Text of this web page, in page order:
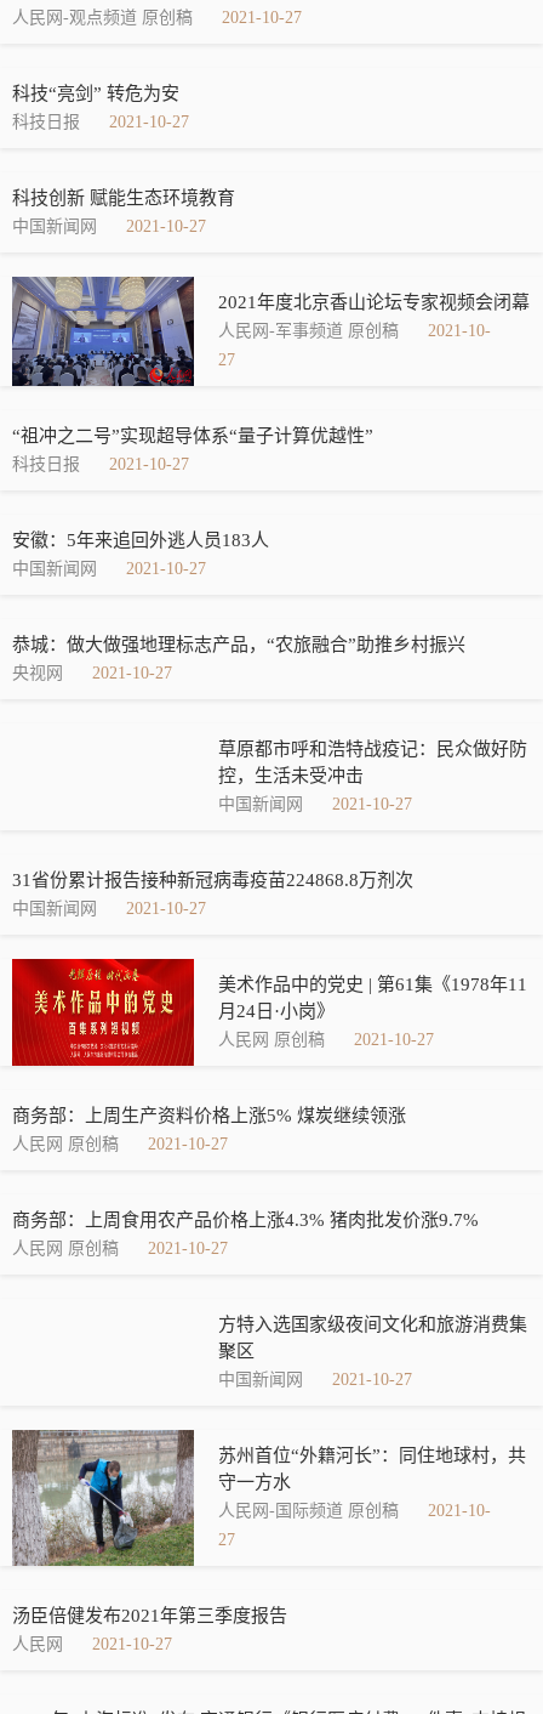
人民网-观点频道 原创稿 2021-10-27
科技“亮剑” 转危为安
科技日报 2021-10-27
科技创新 赋能生态环境教育
中国新闻网 2021-10-27
2021年度北京香山论坛专家视频会闭幕
人民网-军事频道 原创稿
2021-10-
27
“祖冲之二号”实现超导体系“量子计算优越性”
科技日报 2021-10-27
安徽：5年来追回外逃人员183人
中国新闻网 2021-10-27
恭城：做大做强地理标志产品，“农旅融合”助推乡村振兴
央视网 2021-10-27
草原都市呼和浩特战疫记：民众做好防
控，生活未受冲击
中国新闻网 2021-10-27
31省份累计报告接种新冠病毒疫苗224868.8万剂次
中国新闻网 2021-10-27
美术作品中的党史 | 第61集《1978年11
月24日·小岗》
人民网 原创稿 2021-10-27
商务部：上周生产资料价格上涨5% 煤炭继续领涨
人民网 原创稿 2021-10-27
商务部：上周食用农产品价格上涨4.3% 猪肉批发价涨9.7%
人民网 原创稿 2021-10-27
方特入选国家级夜间文化和旅游消费集
聚区
中国新闻网 2021-10-27
苏州首位“外籍河长”：同住地球村，共
守一方水
人民网-国际频道 原创稿
2021-10-
27
汤臣倍健发布2021年第三季度报告
人民网 2021-10-27